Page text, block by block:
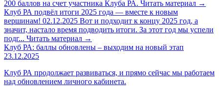
200 баллов на счет участника Клуба РА. Читать материал →
Клуб РА подвёл итоги 2025 года — вместе к новым
вершинам! 02.12.2025 Вот и подходит к концу 2025 год, а
значит, настало время подводить итоги. За этот год мы успели
подг... Читать материал →
Клуб РА: баллы обновлены – выходим на новый этап
23.12.2025
Клуб РА продолжает развиваться, и прямо сейчас мы работаем
над обновлением личного кабинета.